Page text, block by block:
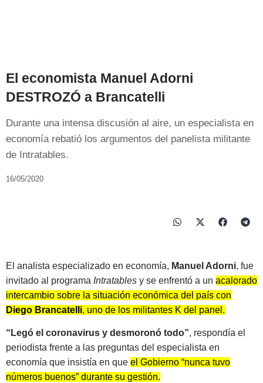
El economista Manuel Adorni
DESTROZÓ a Brancatelli
Durante una intensa discusión al aire, un especialista en
economía rebatió los argumentos del panelista militante
de Intratables.
16/05/2020
El analista especializado en economía, Manuel Adorni, fue
invitado al programa Intratables y se enfrentó a un acalorado
intercambio sobre la situación económica del país con
Diego Brancatelli, uno de los militantes K del panel.
“Legó el coronavirus y desmoronó todo”, respondía el
periodista frente a las preguntas del especialista en
economía que insistía en que el Gobierno “nunca tuvo
números buenos” durante su gestión.